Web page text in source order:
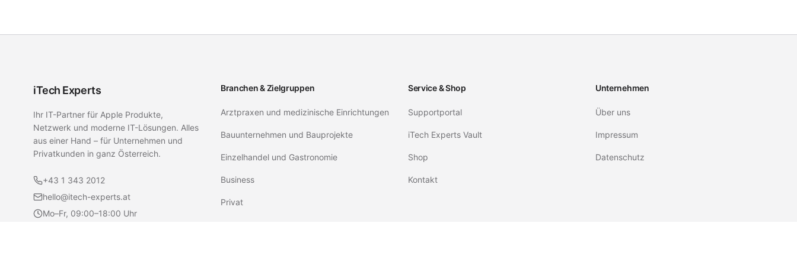
iTech Experts
Ihr IT-Partner für Apple Produkte,
Netzwerk und moderne IT-Lösungen. Alles
aus einer Hand – für Unternehmen und
Privatkunden in ganz Österreich.
+43 1 343 2012
hello@itech-experts.at
Mo–Fr, 09:00–18:00 Uhr
Branchen & Zielgruppen
Arztpraxen und medizinische Einrichtungen
Bauunternehmen und Bauprojekte
Einzelhandel und Gastronomie
Business
Privat
Service & Shop
Supportportal
iTech Experts Vault
Shop
Kontakt
Unternehmen
Über uns
Impressum
Datenschutz